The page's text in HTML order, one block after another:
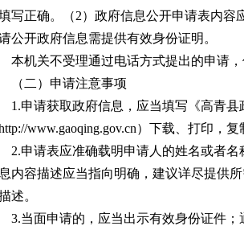
写正确。（2）政府信息公开申请表内容
公开政府信息需提供有效身份证明。
本机关不受理通过电话方式提出的申请
（二）申请注意事项
1.申请获取政府信息，应当填写《高青
http://www.gaoqing.gov.cn）下载、打印，复
2.申请表应准确载明申请人的姓名或者
内容描述应当指向明确，建议详尽提供
述。
3.当面申请的，应当出示有效身份证件